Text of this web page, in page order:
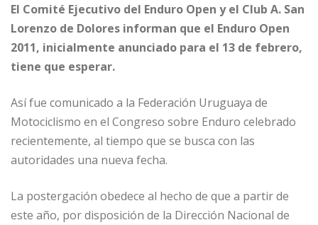
El Comité Ejecutivo del Enduro Open y el Club A. San
Lorenzo de Dolores informan que el Enduro Open
2011, inicialmente anunciado para el 13 de febrero,
tiene que esperar.
Así fue comunicado a la Federación Uruguaya de
Motociclismo en el Congreso sobre Enduro celebrado
recientemente, al tiempo que se busca con las
autoridades una nueva fecha.
La postergación obedece al hecho de que a partir de
este año, por disposición de la Dirección Nacional de